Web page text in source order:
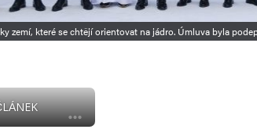
zemí, které se chtějí orientovat na jádro. Úmluva byla